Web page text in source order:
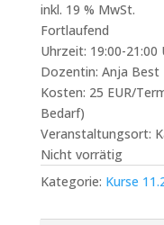
inkl. 19 % MwSt.
Fortlaufend
Uhrzeit: 19:00-21:00
Dozentin: Anja Best
Kosten: 25 EUR/
Bedarf)
Veranstaltungsort:
Nicht vorrätig
Kategorie: Kurse